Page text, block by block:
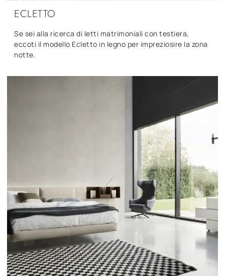
ECLETTO
Se sei alla ricerca di letti matrimoniali con testiera,
eccoti il modello Ecletto in legno per impreziosire la zona
notte.